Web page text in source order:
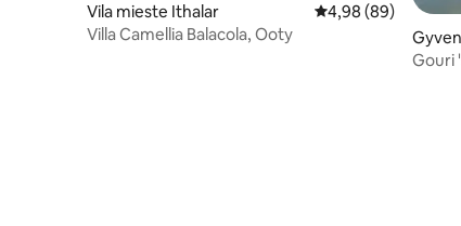
Vila mieste Ithalar Vidutinis
4,98 (89)
Villa Camellia Balacola, Ooty
Gouri